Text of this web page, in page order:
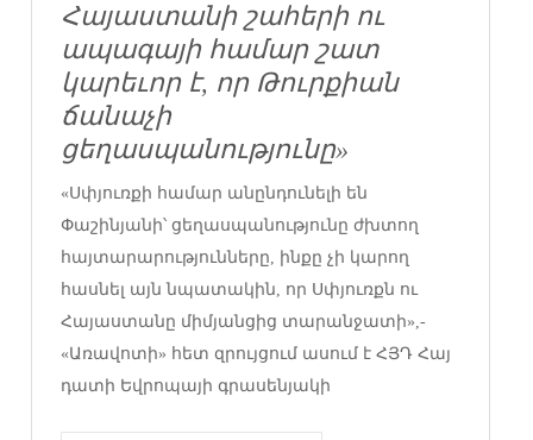
Հայաստանի շահերի ու
ապագայի համար շատ
կարեւոր է, որ Թուրքիան
ճանաչի
ցեղասպանությունը»
«Սփյուռքի համար անընդունելի են
Փաշինյանի՝ ցեղասպանությունը ժխտող
հայտարարությունները, ինքը չի կարող
հասնել այն նպատակին, որ Սփյուռքն ու
Հայաստանը միմյանցից տարանջատի»,-
«Առավոտի» հետ զրույցում ասում է ՀՅԴ Հայ
դատի Եվրոպայի գրասենյակի